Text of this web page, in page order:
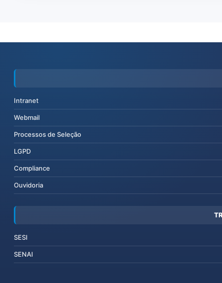
Intranet
Webmail
Processos de Seleção
LGPD
Compliance
Ouvidoria
SESI
SENAI